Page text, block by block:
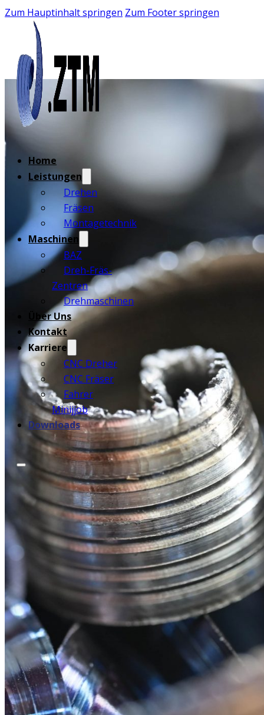
Zum Hauptinhalt springen Zum Footer springen
Home
Leistungen
Drehen
Fräsen
Montagetechnik
Maschinen
BAZ
Dreh-Fräs-
Zentren
Drehmaschinen
Über Uns
Kontakt
Karriere
CNC Dreher
CNC Fräser
Fahrer
Minijjob
Downloads